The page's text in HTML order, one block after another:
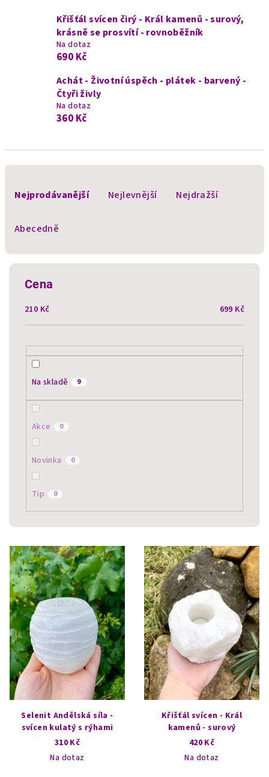
Křišťál svícen čirý - Král kamenů - surový,
krásně se prosvítí - rovnoběžník
Na dotaz
690 Kč
Achát - Životní úspěch - plátek - barvený -
Čtyři živly
Na dotaz
360 Kč
Nejprodávanější Nejlevnější Nejdražší
Abecedně
Cena
210 Kč 699 Kč
Na skladě 9
Akce 0
Novinka 0
Tip 0
V
ý
p
s
p
r
o
d
u
Selenit Andělská síla -
svícen kulatý s rýhami
310 Kč
Na dotaz
Křišťál svícen - Král
kamenů - surový
420 Kč
Na dotaz